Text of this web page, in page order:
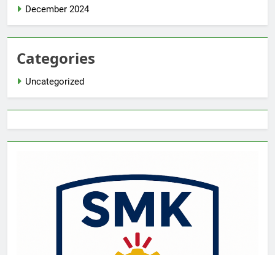
December 2024
Categories
Uncategorized